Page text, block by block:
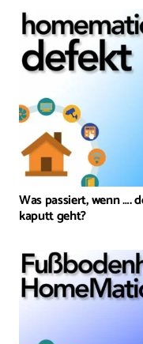
Was passiert, wenn ….
kaputt geht?